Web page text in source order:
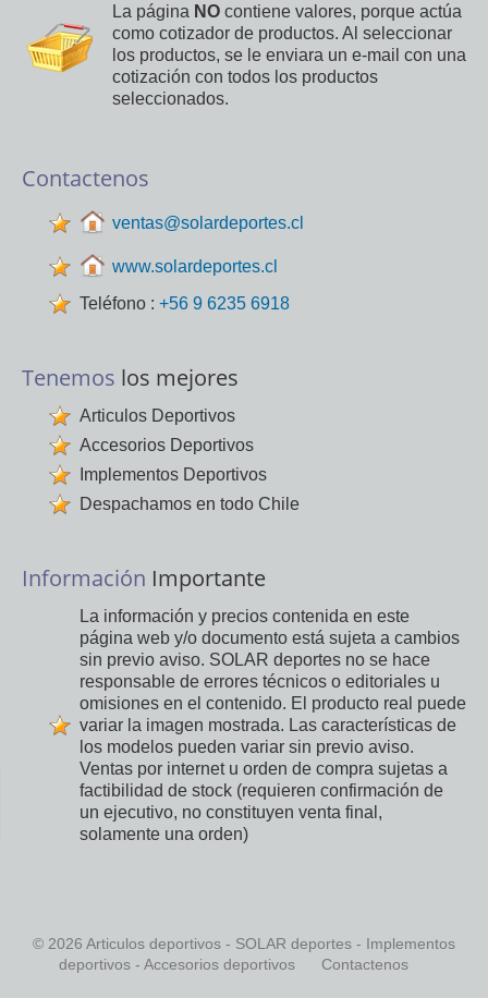
La página NO contiene valores, porque actúa
como cotizador de productos. Al seleccionar
los productos, se le enviara un e-mail con una
cotización con todos los productos
seleccionados.
Contactenos
ventas@solardeportes.cl
www.solardeportes.cl
Teléfono : +56 9 6235 6918
Tenemos los mejores
Articulos Deportivos
Accesorios Deportivos
Implementos Deportivos
Despachamos en todo Chile
Información Importante
La información y precios contenida en este
página web y/o documento está sujeta a cambios
sin previo aviso. SOLAR deportes no se hace
responsable de errores técnicos o editoriales u
omisiones en el contenido. El producto real puede
variar la imagen mostrada. Las características de
los modelos pueden variar sin previo aviso.
Ventas por internet u orden de compra sujetas a
factibilidad de stock (requieren confirmación de
un ejecutivo, no constituyen venta final,
solamente una orden)
© 2026 Articulos deportivos - SOLAR deportes - Implementos
deportivos - Accesorios deportivos
Contactenos